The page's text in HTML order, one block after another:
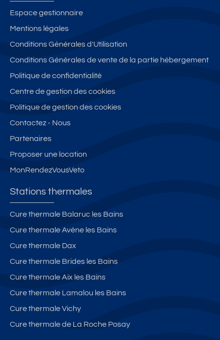
Espace gestionnaire
Mentions légales
Conditions Générales d'Utilisation
Conditions Générales de vente de la partie hébergement
Politique de confidentialité
Centre de gestion des cookies
Politique de gestion des cookies
Contactez - Nous
Partenaires
Proposer une location
MonRendezVousVeto
Stations thermales
Cure thermale Balaruc les Bains
Cure thermale Avène les Bains
Cure thermale Dax
Cure thermale Brides les Bains
Cure thermale Aix les Bains
Cure thermale Lamalou les Bains
Cure thermale Vichy
Cure thermale de La Roche Posay